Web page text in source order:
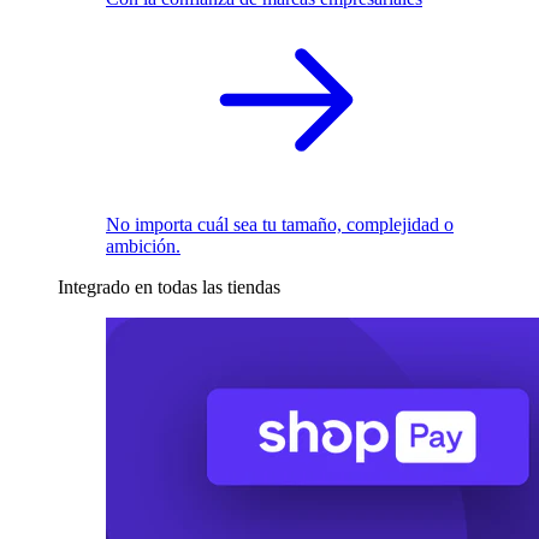
No importa cuál sea tu tamaño, complejidad o
ambición.
Integrado en todas las tiendas